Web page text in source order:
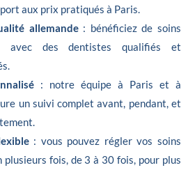
aux prix pratiqués à Paris.
allemande: bénéficiez de soins
avec des dentistes qualifiés et
: notre équipe à Paris et à
un suivi complet avant, pendant, et
: vous pouvez régler vos soins
plusieurs fois, de 3 à 30 fois, pour plus